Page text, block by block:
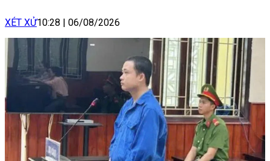
XÉT XỬ10:28 06/08/2026